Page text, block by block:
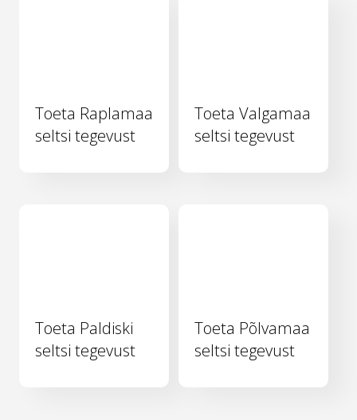
Toeta Raplamaa
seltsi tegevust
Toeta Valgamaa
seltsi tegevust
Toeta Paldiski
seltsi tegevust
Toeta Põlvamaa
seltsi tegevust